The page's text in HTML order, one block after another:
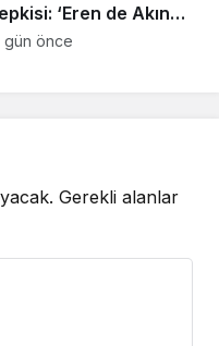
‘Eren de Akın
de hesap
gün önce
Gerekli alanlar